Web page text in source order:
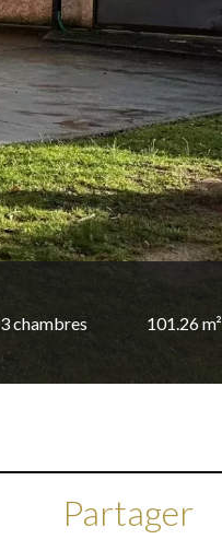
3 chambres 101.26 m²
Partager